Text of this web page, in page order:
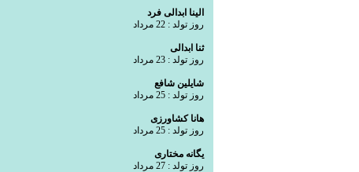
الینا ابدالی فرد
روز تولد : 22 مرداد
ثنا ابدالی
روز تولد : 23 مرداد
شایلین شافع
روز تولد : 25 مرداد
هانا کشاورزی
روز تولد : 25 مرداد
یگانه مختاری
روز تولد : 27 مرداد